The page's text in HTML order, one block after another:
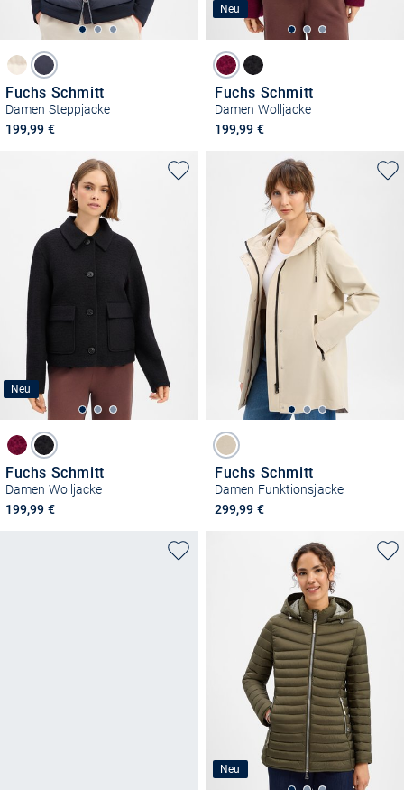
Fuchs Schmitt
Damen Steppjacke
199,99 €
Neu
Fuchs Schmitt
Damen Wolljacke
199,99 €
Neu
Fuchs Schmitt
Damen Wolljacke
199,99 €
Fuchs Schmitt
Damen Funktionsjacke
299,99 €
Neu